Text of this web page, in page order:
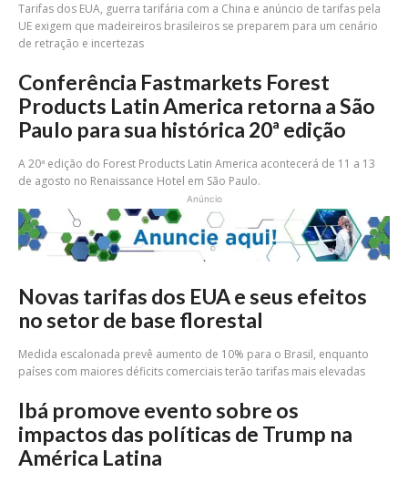
Tarifas dos EUA, guerra tarifária com a China e anúncio de tarifas pela
UE exigem que madeireiros brasileiros se preparem para um cenário
de retração e incertezas
Conferência Fastmarkets Forest
Products Latin America retorna a São
Paulo para sua histórica 20ª edição
A 20ª edição do Forest Products Latin America acontecerá de 11 a 13
de agosto no Renaissance Hotel em São Paulo.
Anúncio
Novas tarifas dos EUA e seus efeitos
no setor de base florestal
Medida escalonada prevê aumento de 10% para o Brasil, enquanto
países com maiores déficits comerciais terão tarifas mais elevadas
Ibá promove evento sobre os
impactos das políticas de Trump na
América Latina